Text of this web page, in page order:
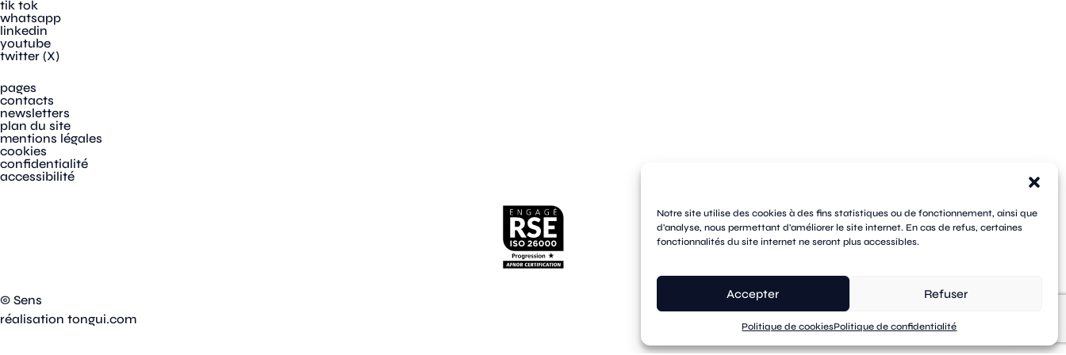
Notre site utilise des cookies à des fins statistiques ou de fonctionnement, ainsi que
d'analyse, nous permettant d'améliorer le site internet. En cas de refus, certaines
fonctionnalités du site internet ne seront plus accessibles.
Accepter Refuser
Politique de cookiesPolitique de confidentialité
tik tok
whatsapp
linkedin
youtube
twitter (X)
pages
contacts
newsletters
plan du site
mentions légales
cookies
confidentialité
accessibilité
© Sens
réalisation tongui.com